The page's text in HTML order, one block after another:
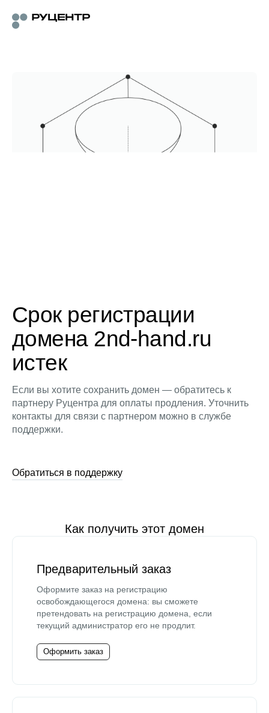
Срок регистрации
домена 2nd-hand.ru
истек
Если вы хотите сохранить домен — обратитесь к
партнеру Руцентра для оплаты продления. Уточнить
контакты для связи с партнером можно в службе
поддержки.
Обратиться в поддержку
Как получить этот домен
Предварительный заказ
Оформите заказ на регистрацию
освобождающегося домена: вы сможете
претендовать на регистрацию домена, если
текущий администратор его не продлит.
Оформить заказ